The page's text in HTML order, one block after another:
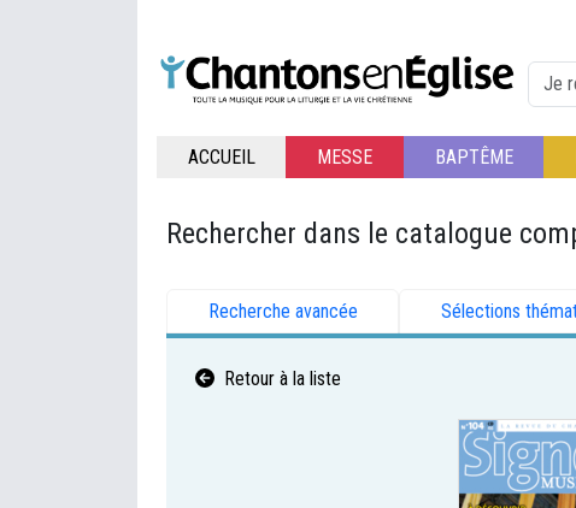
ACCUEIL MESSE BAPTÊME
Rechercher dans le catalogue
Recherche avancée Sélections
Retour à la liste